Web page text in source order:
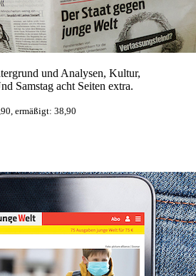
und Analysen, Kultur,
Samstag acht Seiten extra.
ermäßigt: 38,90